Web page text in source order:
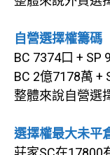
自營選擇權籌碼
BC 7374口 + SP
BC 2億7178萬 +
整體來說自營選
選擇權最大未平